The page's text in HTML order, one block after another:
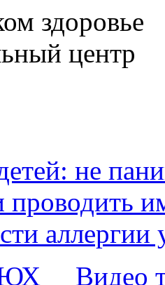
здоровье
центр
не
аллергии
Видео